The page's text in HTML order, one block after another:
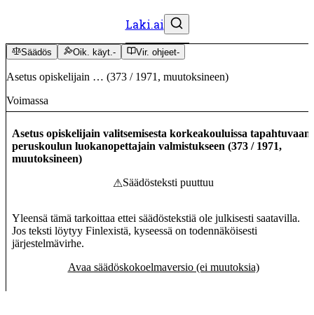
Laki.ai
Säädös Oik. käyt.- Vir. ohjeet-
Asetus opiskelijain … (373 / 1971 , muutoksineen)
Voimassa
Asetus opiskelijain valitsemisesta korkeakouluissa tapahtuvaan
peruskoulun luokanopettajain valmistukseen (373 / 1971,
muutoksineen)
⚠Säädösteksti puuttuu
Yleensä tämä tarkoittaa ettei säädöstekstiä ole julkisesti saatavilla.
Jos teksti löytyy Finlexistä, kyseessä on todennäköisesti
järjestelmävirhe.
Avaa säädöskokoelmaversio (ei muutoksia)